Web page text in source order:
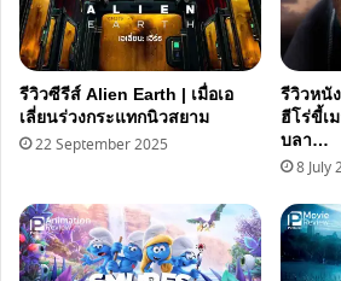
รีวิวซีรีส์ Alien Earth | เมื่อเอ
เลี่ยนร่วงกระแทกนิวสยาม
22 September 2025
รีวิวหนั
ฮีโร่ขี้เ
บลา…
8 July